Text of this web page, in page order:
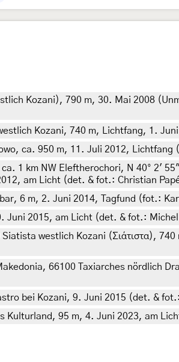
Kozani), 790 m, 30. Mai 2008
Kozani, 740 m, Lichtfang, 1.
ca. 950 m, 11. Juli 2012, Lichtfang
1 km NW Eleftherochori, N 40° 2'
am Licht (det. & fot.: Christian
6 m, 2. Juni 2014, Tagfund (fot.:
Juni 2015, am Licht (det. & fot.:
westlich Kozani (Σιάτιστα),
66100 Taxiarches nördlich
bei Kozani, 9. Juni 2015 (det. &
Kulturland, 95 m, 4. Juni 2023, am